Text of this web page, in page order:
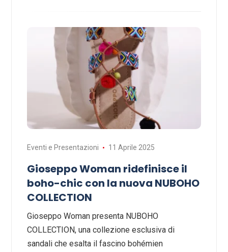
Eventi e Presentazioni 11 Aprile 2025
Gioseppo Woman ridefinisce il
boho-chic con la nuova NUBOHO
COLLECTION
Gioseppo Woman presenta NUBOHO
COLLECTION, una collezione esclusiva di
sandali che esalta il fascino bohémien